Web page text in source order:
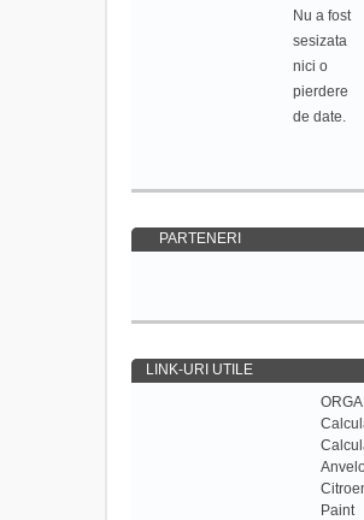
Nu a fost
sesizata
nici o
pierdere
de date.
PARTENERI
LINK-URI UTILE
ORGA
Paint